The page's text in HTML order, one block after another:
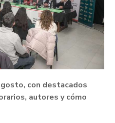
con destacados
autores y cómo